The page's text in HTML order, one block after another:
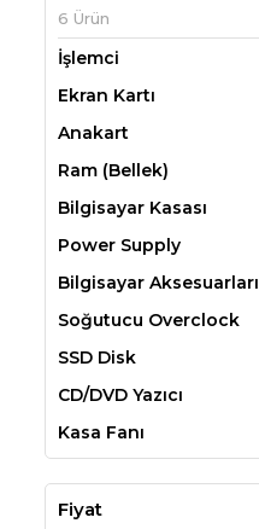
6 Ürün
İşlemci
Ekran Kartı
Anakart
Ram (Bellek)
Bilgisayar Kasası
Power Supply
Bilgisayar Aksesuarları
Soğutucu Overclock
SSD Disk
CD/DVD Yazıcı
Kasa Fanı
Fiyat